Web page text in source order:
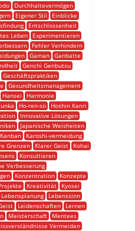
Durchhaltevermögen
Eigener Stil
Einblicke
Entschlossenheit
Leben
Experimentieren
Fehler Verhindern
Gaman Ganbatte
Genchi Genbutsu
Geschäftspraktiken
Gesundheitsmanagement
Hansei
Harmonie
Ho-ren-so
Hoshin Kanri
Innovative Lösungen
Japanische Weisheiten
Kanban
Karoshi-vermeidung
Grenzen Klarer Geist
Kohai
Konsultieren
Verbesserung
Konzentration
Konzepte
Kreativität
Kyosei
Lebensplanung
Lebenssinn
Leidenschaften
Lernen
Meisterschaft
Mentees
Vermeiden